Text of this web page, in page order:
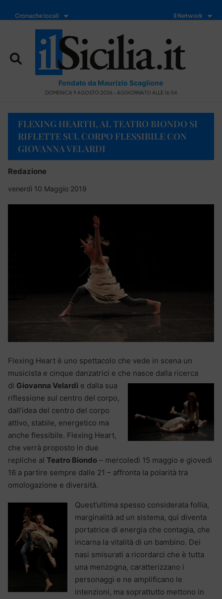
Cronache locali Il Network
Fondato da Maurizio Scaglione
DOMENICA 9 AGOSTO 2026 - AGGIORNATO ALLE 16:54
FLEXING HEARTH, AL TEATRO BIONDO SI
RIFLETTE SUL CORPO FLESSIBILE CON
GIOVANNA VELARDI
Redazione
venerdì 10 Maggio 2019
Flexing Heart è uno spettacolo che vede in scena un
musicista e cinque danzatrici e che nasce dalla ricerca
di Giovanna Velardi e dalla sua
riflessione sul centro del corpo,
dall’idea del centro del corpo
attivo, stabile, energetico ma
anche flessibile. Flexing Heart,
che verrà proposto in due
repliche al Teatro Biondo – mercoledì 15 maggio e giovedì
16 a partire sempre dalle 21 – affronta la polarità tra
omologazione e diversità.
Quest’ultima spesso considerata follia,
marginalità ad un sistema, qui diventa
portatrice di energia che contagia, che
incarna la vitalità di un bambino. Dei
nasi smisurati a ricordarci che è tutta
una menzogna, caratterizzano i
personaggi e ne amplificano le
intenzioni, ma soprattutto mettono in